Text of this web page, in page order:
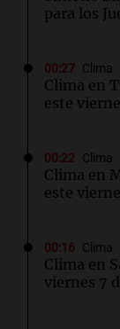
para los
00:27 Clima
Clima en
este
00:22 Clima
Clima en
este
00:16 Clima
Clima en
viernes 7